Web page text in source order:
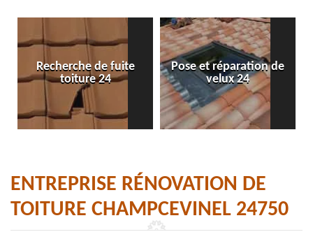
Recherche de fuite
toiture 24
Pose et réparation de
velux 24
ENTREPRISE RÉNOVATION DE
TOITURE CHAMPCEVINEL 24750